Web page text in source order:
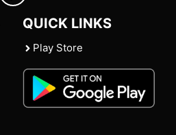
QUICK LINKS
Play Store